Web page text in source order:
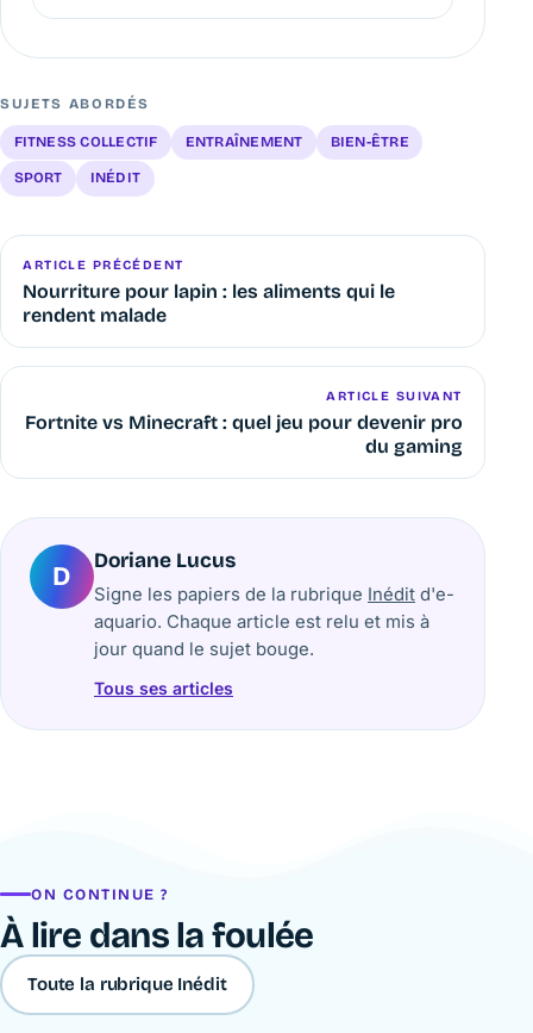
SUJETS ABORDÉS
FITNESS COLLECTIF ENTRAÎNEMENT BIEN-ÊTRE
SPORT INÉDIT
ARTICLE PRÉCÉDENT
Nourriture pour lapin : les aliments qui le
rendent malade
ARTICLE SUIVANT
Fortnite vs Minecraft : quel jeu pour devenir pro
du gaming
D Doriane Lucus
Signe les papiers de la rubrique Inédit d'e-
aquario. Chaque article est relu et mis à
jour quand le sujet bouge.
Tous ses articles
ON CONTINUE ?
À lire dans la foulée
Toute la rubrique Inédit